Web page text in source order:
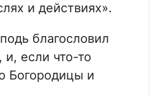
и действиях».
благословил
если что-то
Богородицы и